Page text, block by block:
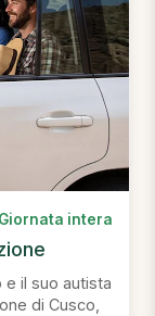
Giornata intera
il suo autista
di Cusco,